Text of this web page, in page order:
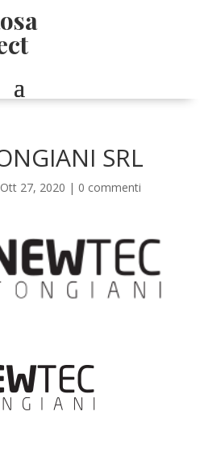
SRL
Ott 27, 2020 | 0 commenti